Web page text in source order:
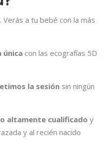
. Verás a tu bebé con la más
única con las ecografías 5D
la sesión sin ningún
altamente cualificado y
y al recién nacido